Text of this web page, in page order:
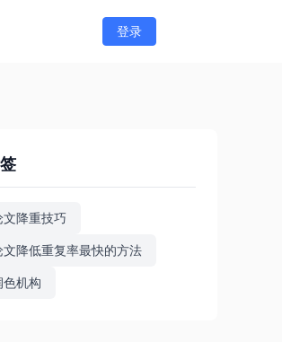
登录
文降重技巧
文降低重复率最快的方法
机构